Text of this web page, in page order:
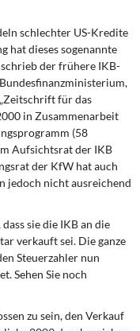
schlechter US-Kredite
hat dieses sogenannte
der frühere IKB-
für das
in Zusammenarbeit
(58
Aufsichtsrat der IKB
der KfW hat auch
jedoch nicht ausreichend
sie die IKB an die
verkauft sei. Die ganze
Steuerzahler nun
Sehen Sie noch
zu sein, den Verkauf